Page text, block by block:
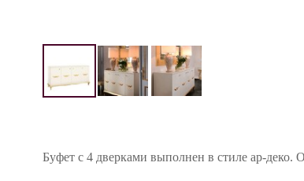
Буфет с 4 дверками выполнен в стиле ар-деко.